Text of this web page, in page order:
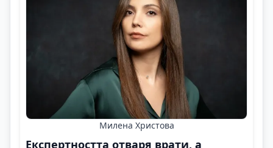
Милена Христова
Експертността отваря врати, а